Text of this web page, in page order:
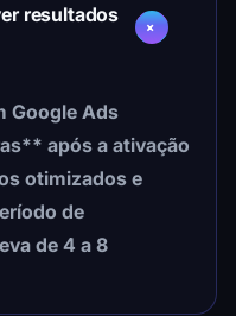
resultados
Google Ads
após a ativação
otimizados e
de
de 4 a 8